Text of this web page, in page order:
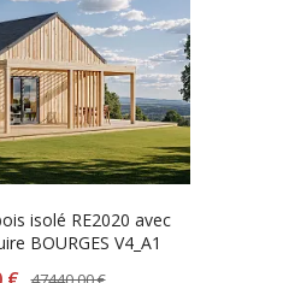
isolé RE2020 avec
BOURGES V4_A1